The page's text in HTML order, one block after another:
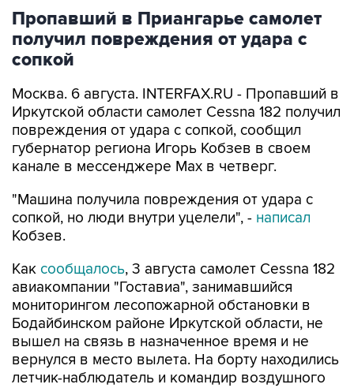
Пропавший в Приангарье самолет
получил повреждения от удара с
сопкой
Москва. 6 августа. INTERFAX.RU - Пропавший в
Иркутской области самолет Cessna 182 получил
повреждения от удара с сопкой, сообщил
губернатор региона Игорь Кобзев в своем
канале в мессенджере Мах в четверг.
"Машина получила повреждения от удара с
сопкой, но люди внутри уцелели", - написал
Кобзев.
Как сообщалось, 3 августа самолет Cessna 182
авиакомпании "Гоставиа", занимавшийся
мониторингом лесопожарной обстановки в
Бодайбинском районе Иркутской области, не
вышел на связь в назначенное время и не
вернулся в место вылета. На борту находились
летчик-наблюдатель и командир воздушного